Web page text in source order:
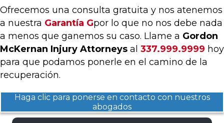
Ofrecemos una consulta gratuita y nos atenemos
a nuestra Garantía Gpor lo que no nos debe nada
a menos que ganemos su caso. Llame a Gordon
McKernan Injury Attorneys al 337.999.9999 hoy
para que podamos ponerle en el camino de la
recuperación.
Haga clic para ponerse en contacto con nuestros
abogados